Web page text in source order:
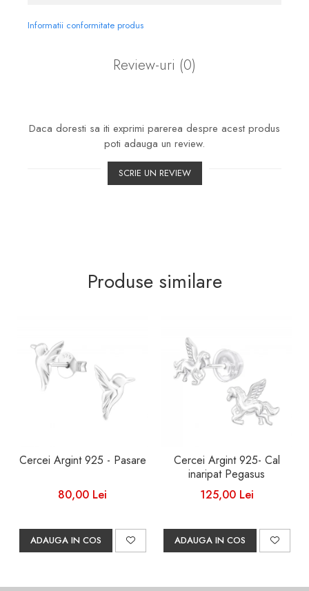
Informatii conformitate produs
Review-uri (0)
Daca doresti sa iti exprimi parerea despre acest produs
poti adauga un review.
SCRIE UN REVIEW
Produse similare
Cercei Argint 925 - Pasare
80,00 Lei
ADAUGA IN COS
Cercei Argint 925- Cal
inaripat Pegasus
125,00 Lei
ADAUGA IN COS